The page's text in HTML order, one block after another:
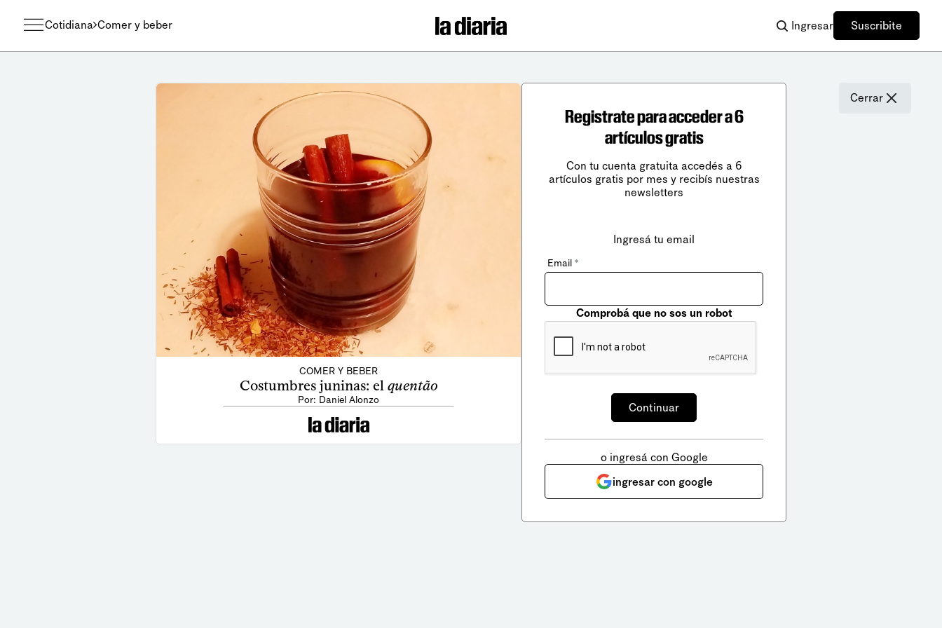
Cotidiana Comer y beber Ingresar Suscribite
COMER Y BEBER
Costumbres juninas: el quentão
Por: Daniel Alonzo
Cerrar
Registrate para acceder a 6
artículos gratis
Con tu cuenta gratuita accedés a 6
artículos gratis por mes y recibís nuestras
newsletters
Ingresá tu email
Email *
Comprobá que no sos un robot
o ingresá con Google
ingresar con google